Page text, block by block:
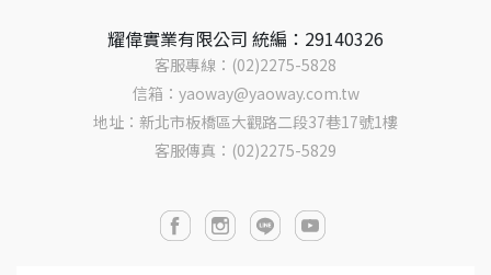
耀偉實業有限公司 統編：29140326
客服專線：(02)2275-5828
信箱：yaoway@yaoway.com.tw
地址：新北市板橋區大觀路二段37巷17號1樓
客服傳真：(02)2275-5829